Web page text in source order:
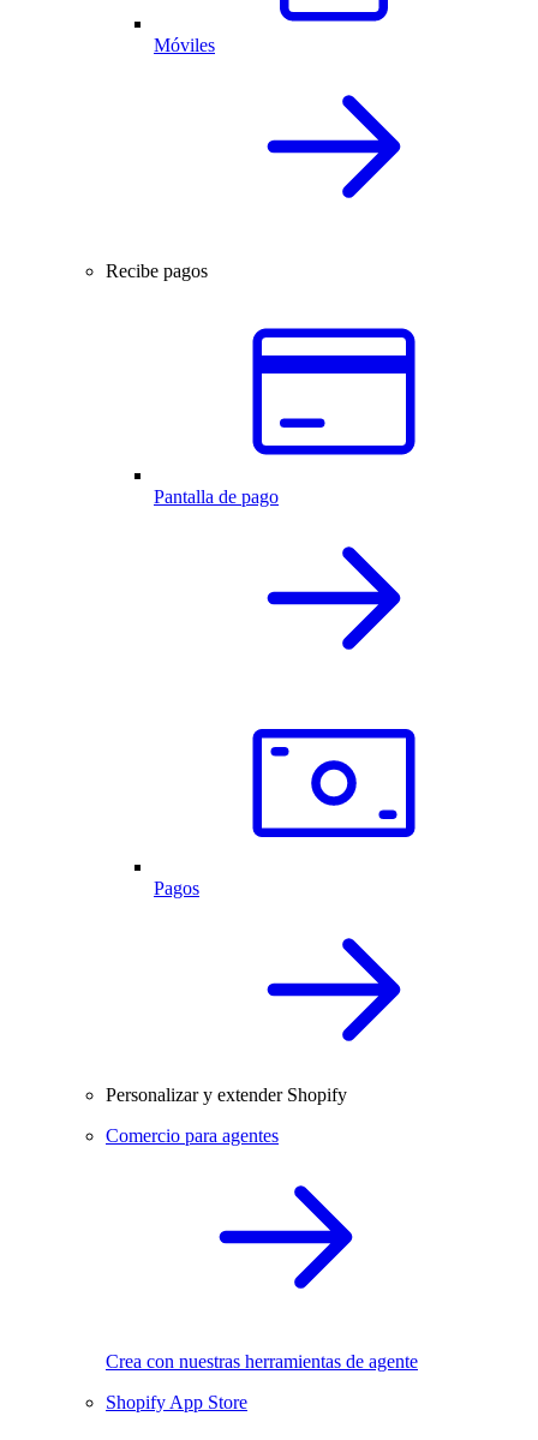
Móviles
Recibe pagos
Pantalla de pago
Pagos
Personalizar y extender Shopify
Comercio para agentes
Crea con nuestras herramientas de agente
Shopify App Store